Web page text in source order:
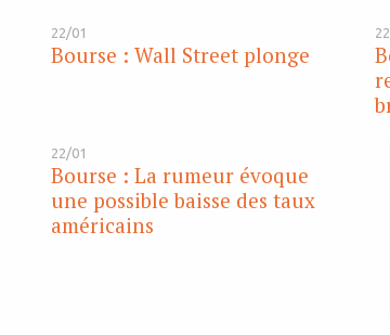
22/01
Bourse : Wall Street plonge
22/01
Bourse : La rumeur évoque
une possible baisse des taux
américains